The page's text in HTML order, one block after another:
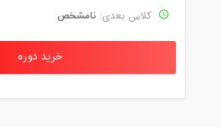
کلاس بعدی: نامشخص
خرید دوره